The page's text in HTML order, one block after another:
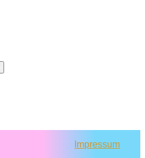
Impressum